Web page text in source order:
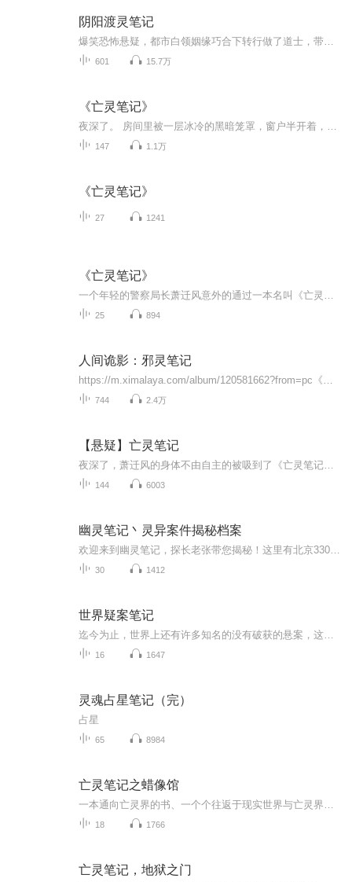
阴阳渡灵笔记
601 15.7万
《亡灵笔记》
147 1.1万
《亡灵笔记》
27 1241
《亡灵笔记》
25 894
人间诡影：邪灵笔记
744 2.4万
【悬疑】亡灵笔记
144 6003
幽灵笔记丶灵异案件揭秘档案
30 1412
世界疑案笔记
16 1647
灵魂占星笔记（完）
占星
65 8984
亡灵笔记之蜡像馆
18 1766
亡灵笔记，地狱之门